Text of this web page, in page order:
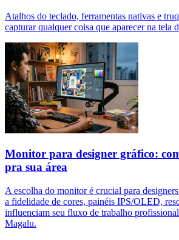
Atalhos do teclado, ferramentas nativas e
capturar qualquer coisa que aparecer na tela
Monitor para designer gráfico:
pra sua área
A escolha do monitor é crucial para
a fidelidade de cores, painéis IPS/OLED,
influenciam seu fluxo de trabalho
Magalu.